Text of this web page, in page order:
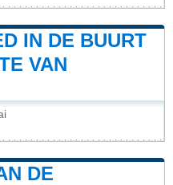
IN DE BUURT
VAN
DE